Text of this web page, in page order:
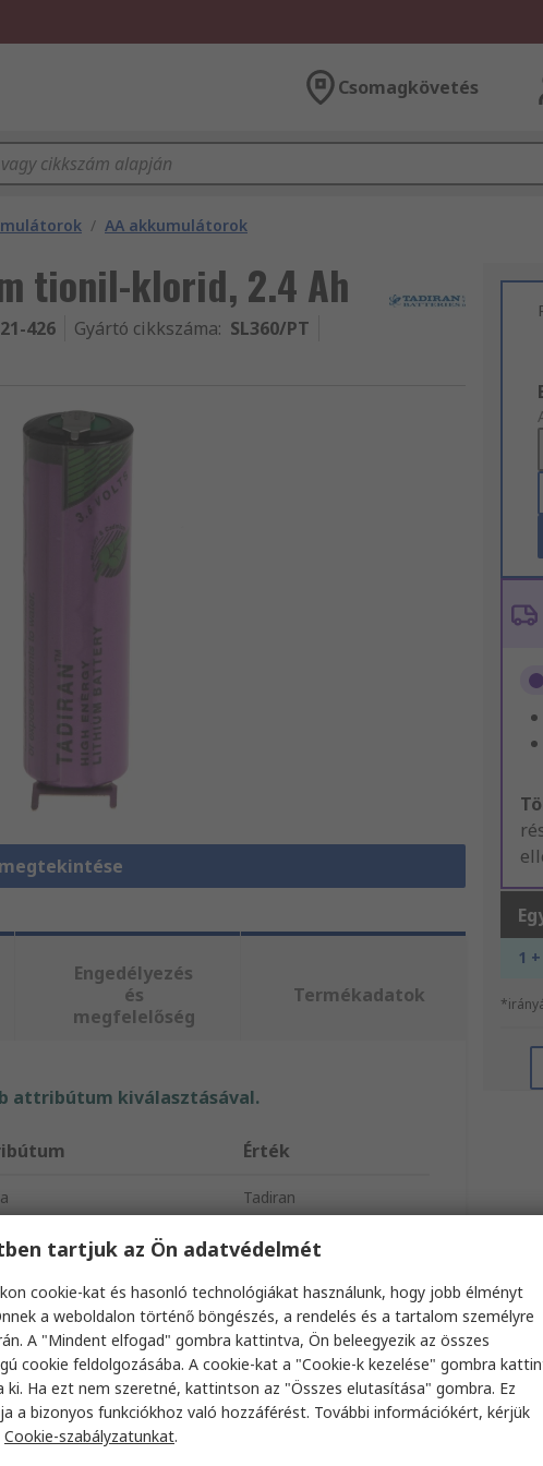
Csomagkövetés
/ AA akkumulátorok
tionil-klorid, 2.4 Ah
426 Gyártó cikkszáma: SL360/PT
1 +
Engedélyezés
és
megfelelőség
Termékadatok
attribútum kiválasztásával.
Érték
Tadiran
SL-360
AA elem
Lítium tionil-klorid
feszültség 3.6V
idő 2.4Ah
tartjuk az Ön adatvédelmét
cookie-kat és hasonló technológiákat használunk, hogy jobb élményt
a weboldalon történő böngészés, a rendelés és a tartalom személyre
A "Mindent elfogad" gombra kattintva, Ön beleegyezik az összes
cookie feldolgozásába. A cookie-kat a "Cookie-k kezelése" gombra
ki. Ha ezt nem szeretné, kattintson az "Összes elutasítása" gombra. Ez
a bizonyos funkciókhoz való hozzáférést. További információkért, kérjük
Cookie-szabályzatunkat.